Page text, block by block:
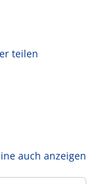
teilen
auch anzeigen